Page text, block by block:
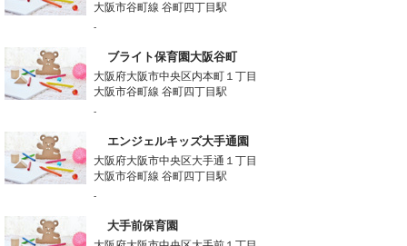
大阪市谷町線 谷町四丁目駅
-
ブライト保育園大阪谷町
大阪府大阪市中央区内本町１丁目
大阪市谷町線 谷町四丁目駅
-
エンジェルキッズ大手通園
大阪府大阪市中央区大手通１丁目
大阪市谷町線 谷町四丁目駅
-
大手前保育園